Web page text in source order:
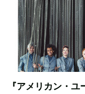
『アメリカン・